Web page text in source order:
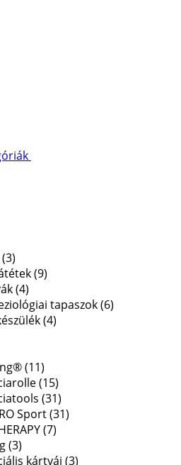
(3)
(9)
(4)
tapaszok(6)
(4)
(11)
(15)
(31)
Sport(31)
(7)
(3)
kártyái (3)